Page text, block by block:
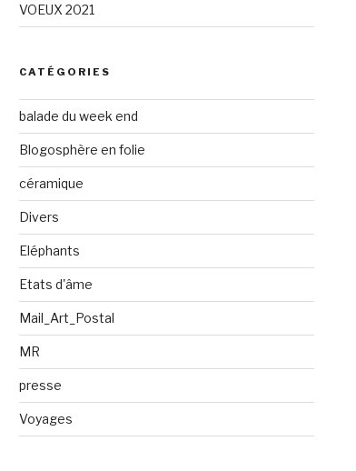
VOEUX 2021
CATÉGORIES
balade du week end
Blogosphère en folie
céramique
Divers
Eléphants
Etats d'âme
Mail_Art_Postal
MR
presse
Voyages